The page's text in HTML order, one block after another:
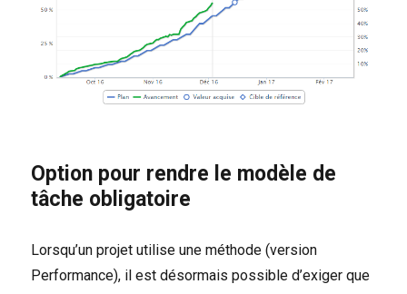
Option pour rendre le modèle de
tâche obligatoire
Lorsqu’un projet utilise une méthode (version
Performance), il est désormais possible d’exiger que